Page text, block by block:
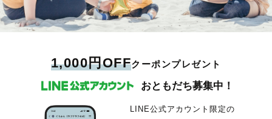
1,000円OFFクーポンプレゼント
おともだち募集中！
LINE公式アカウント限定の